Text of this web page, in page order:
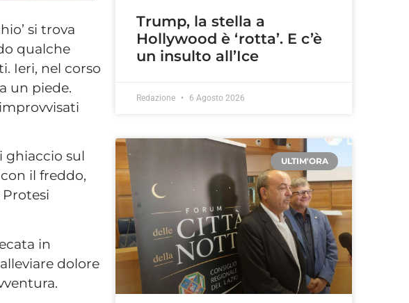
si trova
qualche
Ieri, nel corso
un piede.
ghiaccio sul
il freddo,
in
dolore
Trump, la stella a
Hollywood è ‘rotta’. E c’è
un insulto all’Ice
Redazione 6 Agosto 2026
ULTIM'ORA